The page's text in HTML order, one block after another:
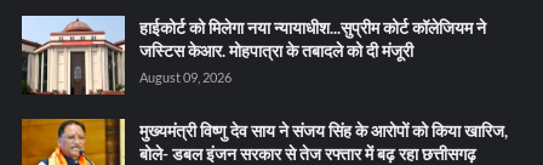
हाईकोर्ट को मिलेगा नया न्यायाधीश...सुप्रीम कोर्ट कॉलेजियम ने
जस्टिस केआर. मोहपात्रा के तबादले को दी मंजूरी
August 09, 2026
मुख्यमंत्री विष्णु देव साय ने संजय सिंह के आरोपों को किया खारिज,
बोले- डबल इंजन सरकार से तेज रफ्तार में बढ़ रहा छत्तीसगढ़